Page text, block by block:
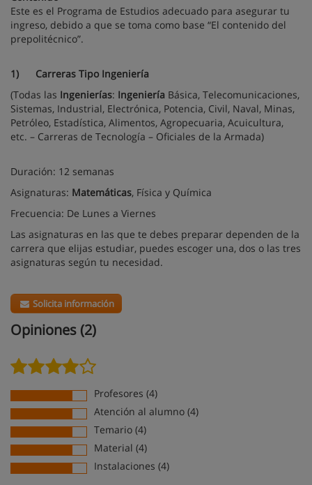
Este es el Programa de Estudios adecuado para asegurar tu
ingreso, debido a que se toma como base “El contenido del
prepolitécnico”.
1)
Carreras Tipo Ingeniería
(Todas las Ingenierías: Ingeniería Básica, Telecomunicaciones,
Sistemas, Industrial, Electrónica, Potencia, Civil, Naval, Minas,
Petróleo, Estadística, Alimentos, Agropecuaria, Acuicultura,
etc. – Carreras de Tecnología – Oficiales de la Armada)
Duración: 12 semanas
Asignaturas: Matemáticas, Física y Química
Frecuencia: De Lunes a Viernes
Las asignaturas en las que te debes preparar dependen de la
carrera que elijas estudiar, puedes escoger una, dos o las tres
asignaturas según tu necesidad.
Solicita información
Opiniones (2)
Profesores (4)
Atención al alumno (4)
Temario (4)
Material (4)
Instalaciones (4)